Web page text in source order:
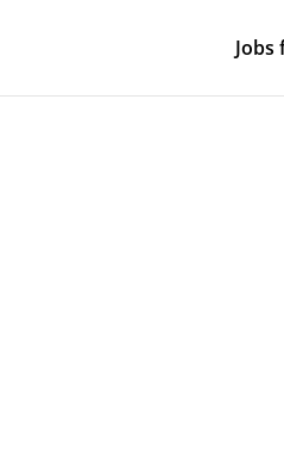
Jobs